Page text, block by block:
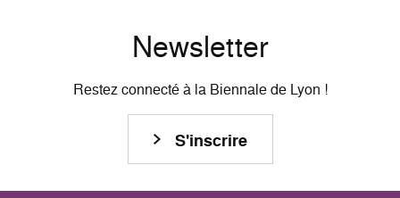
Newsletter
Restez connecté à la Biennale de Lyon !
S'inscrire